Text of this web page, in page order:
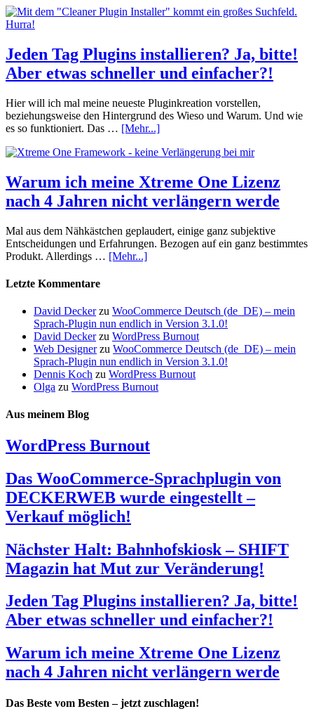
Jeden Tag Plugins installieren? Ja, bitte!
Aber etwas schneller und einfacher?!
Hier will ich mal meine neueste Pluginkreation vorstellen,
beziehungsweise den Hintergrund des Wieso und Warum. Und wie
es so funktioniert. Das … [Mehr...]
Warum ich meine Xtreme One Lizenz
nach 4 Jahren nicht verlängern werde
Mal aus dem Nähkästchen geplaudert, einige ganz subjektive
Entscheidungen und Erfahrungen. Bezogen auf ein ganz bestimmtes
Produkt. Allerdings … [Mehr...]
Letzte Kommentare
David Deckerzu WooCommerce Deutsch (de_DE) – mein
Sprach-Plugin nun endlich in Version 3.1.0!
David Deckerzu WordPress Burnout
Web Designerzu WooCommerce Deutsch (de_DE) – mein
Sprach-Plugin nun endlich in Version 3.1.0!
Dennis Koch zu WordPress Burnout
Olga zu WordPress Burnout
Aus meinem Blog
WordPress Burnout
Das WooCommerce-Sprachplugin von
DECKERWEB wurde eingestellt –
Verkauf möglich!
Nächster Halt: Bahnhofskiosk – SHIFT
Magazin hat Mut zur Veränderung!
Jeden Tag Plugins installieren? Ja, bitte!
Aber etwas schneller und einfacher?!
Warum ich meine Xtreme One Lizenz
nach 4 Jahren nicht verlängern werde
Das Beste vom Besten – jetzt zuschlagen!